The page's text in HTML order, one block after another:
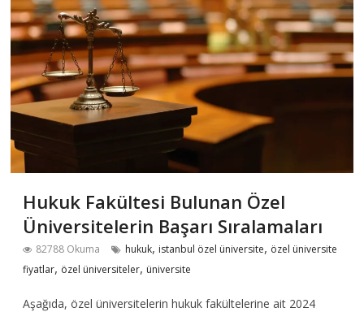
Hukuk Fakültesi Bulunan Özel
Üniversitelerin Başarı Sıralamaları
82788 Okuma hukuk, istanbul özel üniversite, özel üniversite
fiyatlar, özel üniversiteler, üniversite
Aşağıda, özel üniversitelerin hukuk fakültelerine ait 2024